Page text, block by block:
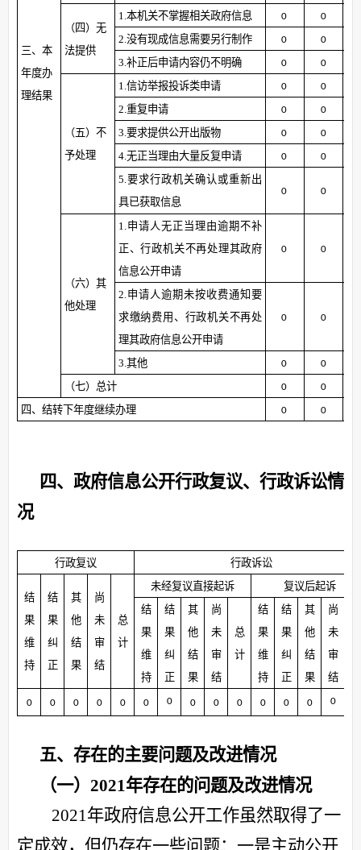
三、本
年度办
理结果
（四）无
法提供
1.本机关不掌握相关政府信息 0 0
2.没有现成信息需要另行制作 0 0
3.补正后申请内容仍不明确 0 0
（五）不
予处理
1.信访举报投诉类申请 0 0
2.重复申请 0 0
3.要求提供公开出版物 0 0
4.无正当理由大量反复申请 0 0
5.要求行政机关确认或重新出
具已获取信息
0 0
（六）其
他处理
1.申请人无正当理由逾期不补
正、行政机关不再处理其政府
信息公开申请
0 0
2.申请人逾期未按收费通知要
求缴纳费用、行政机关不再处
理其政府信息公开申请
0 0
3.其他 0 0
（七）总计 0 0
四、结转下年度继续办理 0 0
四、政府信息公开行政复议、行政诉讼情
况
行政复议 行政诉讼
结
果
维
持
结
果
纠
正
其
他
结
果
尚
未
审
结
总
计
未经复议直接起诉
复议后起诉
结
果
维
持
结
果
纠
正
其
他
结
果
尚
未
审
结
总
计
结
果
维
持
结
果
纠
正
其
他
结
果
尚
未
审
结
0 0 0 0 0 0 0 0 0 0 0 0 0 0
五、存在的主要问题及改进情况
（一） 2021年存在的问题及改进情况
2021年政府信息公开工作虽然取得了一
定成效，但仍存在一些问题：一是主动公开